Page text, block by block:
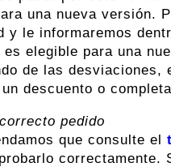
una nueva versión.
y le informaremos
es elegible para una
de las desviaciones,
descuento o
pedido
que consulte el
correctamente.